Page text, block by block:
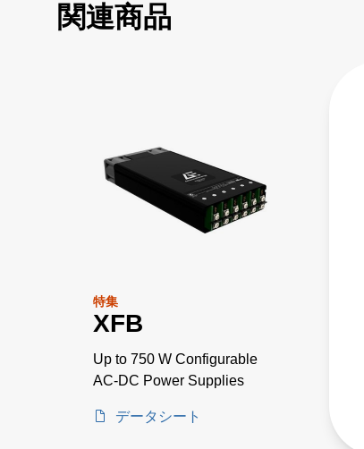
関連商品
特集
XFB
Up to 750 W Configurable
AC-DC Power Supplies
データシート